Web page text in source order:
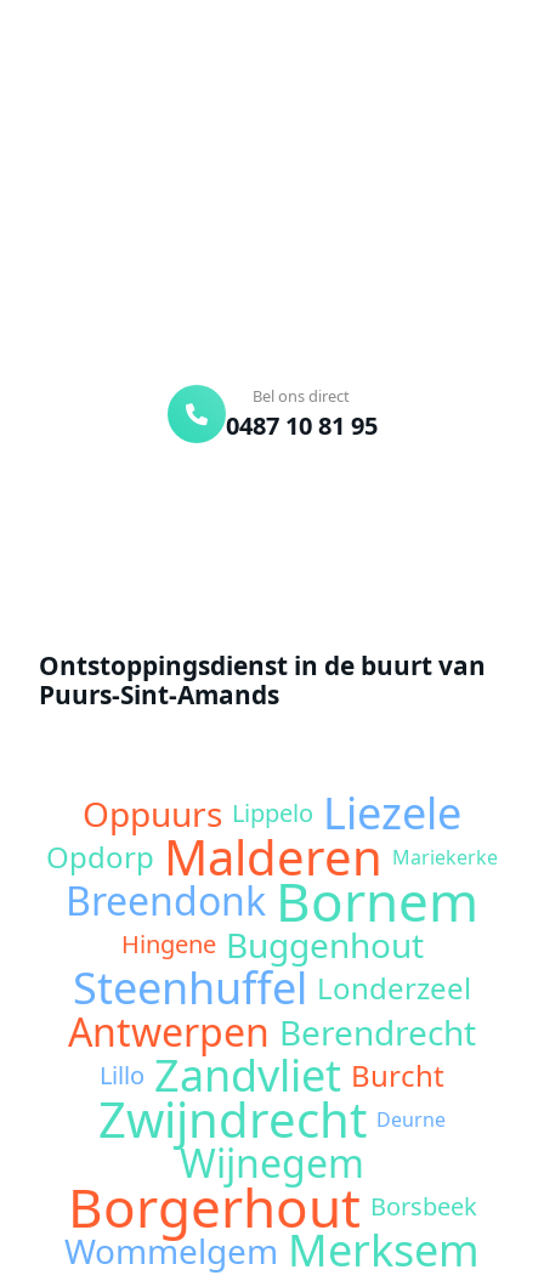
Bel ons direct
0487 10 81 95
Ontstoppingsdienst in de buurt van
Puurs-Sint-Amands
Oppuurs Lippelo Liezele
Opdorp Malderen Mariekerke
Breendonk Bornem
Hingene Buggenhout
Steenhuffel Londerzeel
Antwerpen Berendrecht
Lillo Zandvliet Burcht
Zwijndrecht Deurne
Wijnegem
Borgerhout Borsbeek
Wommelgem Merksem